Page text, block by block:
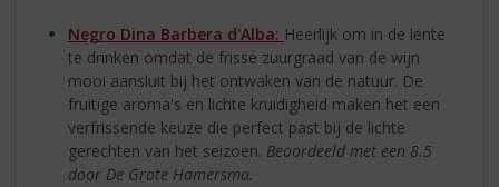
Negro Dina Barbera d'Alba: Heerlijk om in de lente
te drinken omdat de frisse zuurgraad van de wijn
mooi aansluit bij het ontwaken van de natuur. De
fruitige aroma's en lichte kruidigheid maken het een
verfrissende keuze die perfect past bij de lichte
gerechten van het seizoen. Beoordeeld met een 8.5
door De Grote Hamersma.